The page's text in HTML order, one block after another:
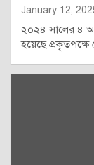
January 12,
২০২৪ সালের ৪
হয়েছে